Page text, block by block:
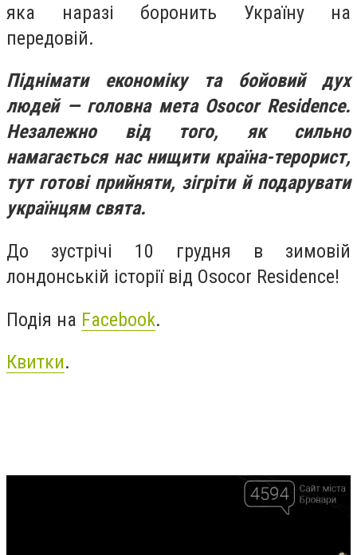
яка наразі боронить Україну на
передовій.
Піднімати економіку та бойовий дух
людей — головна мета Osocor Residence.
Незалежно від того, як сильно
намагається нас нищити країна-терорист,
тут готові прийняти, зігріти й подарувати
українцям свята.
До зустрічі 10 грудня в зимовій
лондонській історії від Osocor Residence!
Подія на Facebook.
Квитки.